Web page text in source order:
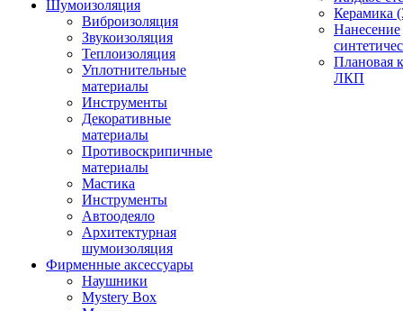
Шумоизоляция
Виброизоляция
Звукоизоляция
Теплоизоляция
Уплотнительные
материалы
Инструменты
Декоративные
материалы
Противоскрипичные
материалы
Мастика
Инструменты
Автоодеяло
Архитектурная
шумоизоляция
Фирменные аксессуары
Наушники
Mystery Box
Керамика
Нанесение
Плановая
ЛКП